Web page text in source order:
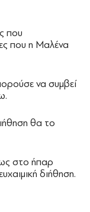
που
που η Μαλένα
να συμβεί
θα το
στο ήπαρ
διήθηση.